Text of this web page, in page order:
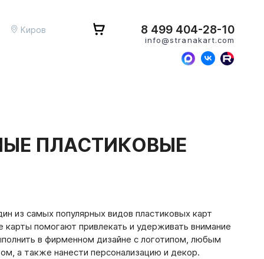
Киров 8 499 404-28-10
info@stranakart.com
ПЛАСТИКОВЫЕ
из самых популярных видов пластиковых карт
карты помогают привлекать и удерживать внимание
в фирменном дизайне с логотипом, любым
а также нанести персонализацию и декор.